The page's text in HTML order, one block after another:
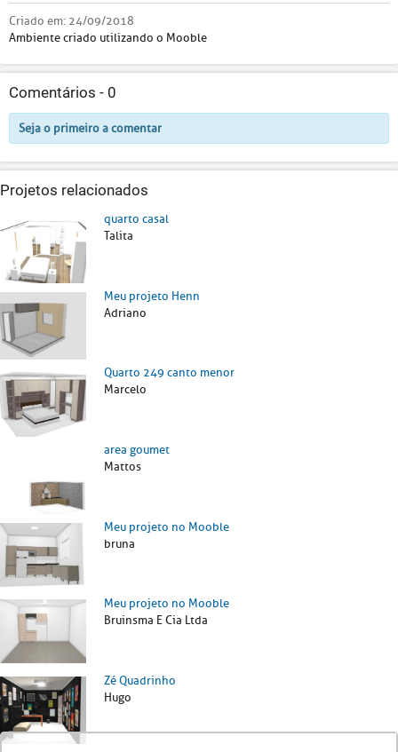
Criado em: 24/09/2018
Ambiente criado utilizando o Mooble
Comentários - 0
Seja o primeiro a comentar
Projetos relacionados
quarto casal
Talita
Meu projeto Henn
Adriano
Quarto 249 canto menor
Marcelo
area goumet
Mattos
Meu projeto no Mooble
bruna
Meu projeto no Mooble
Bruinsma E Cia Ltda
Zé Quadrinho
Hugo